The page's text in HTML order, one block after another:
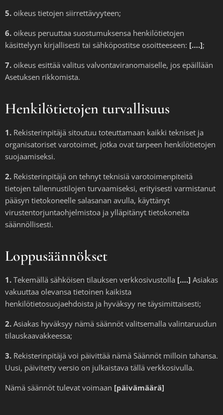
5. oikeus tietojen siirrettävyyteen;
6. oikeus peruuttaa suostumuksensa henkilötietojen
käsittelyyn kirjallisesti tai sähköpostitse osoitteeseen: [….];
7. oikeus esittää valitus valvontaviranomaiselle, jos epäillään
Asetuksen rikkomista.
Henkilötietojen turvallisuus
1. Rekisterinpitäjä sitoutuu toteuttamaan kaikki tekniset ja
organisatoriset varotoimet, jotka ovat tarpeen henkilötietojen
suojaamiseksi.
2. Rekisterinpitäjä on tehnyt teknisiä varotoimenpiteitä
tietojen tallennustilojen turvaamiseksi, erityisesti varmistanut
pääsyn tietokoneelle salasanan avulla, käyttänyt
virustentorjuntaohjelmistoa ja ylläpitänyt tietokoneita
säännöllisesti.
Loppusäännökset
1. Tekemällä sähköisen tilauksen verkkosivustolla [….] Asiakas
vakuuttaa olevansa tietoinen kaikista
henkilötietosuojaehdoista ja hyväksyy ne täysimittaisesti;
2. Asiakas hyväksyy nämä säännöt valitsemalla valintaruudun
tilauskaavakkeessa;
3. Rekisterinpitäjä voi päivittää nämä Säännöt milloin tahansa.
Uusi, päivitetty versio on julkaistava tällä verkkosivulla.
Nämä säännöt tulevat voimaan [päivämäärä]